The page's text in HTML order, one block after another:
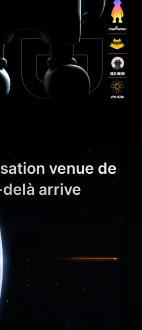
venue de
delà arrive